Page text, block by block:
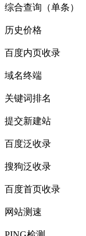
综合查询（单条）
历史价格
百度内页收录
域名终端
关键词排名
提交新建站
百度泛收录
搜狗泛收录
百度首页收录
网站测速